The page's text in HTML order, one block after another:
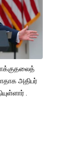
அதிபர்
.